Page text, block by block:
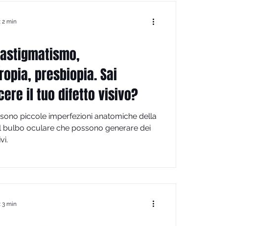
presbiopia. Sai
il tuo difetto visivo?
piccole imperfezioni anatomiche della
bulbo oculare che possono generare dei
2 min
3 min